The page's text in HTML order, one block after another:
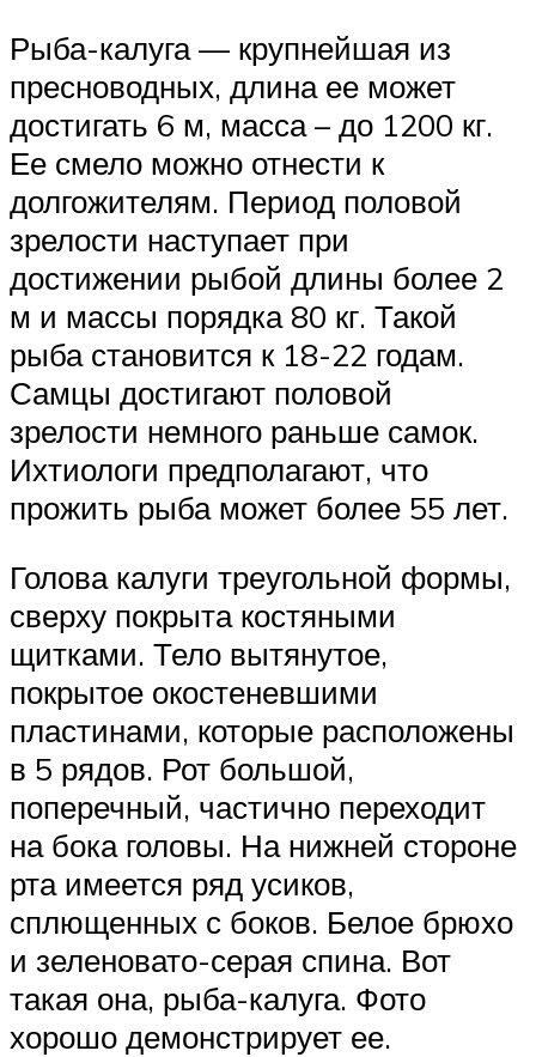
Рыба-калуга — крупнейшая из
пресноводных, длина ее может
достигать 6 м, масса – до 1200 кг.
Ее смело можно отнести к
долгожителям. Период половой
зрелости наступает при
достижении рыбой длины более 2
м и массы порядка 80 кг. Такой
рыба становится к 18-22 годам.
Самцы достигают половой
зрелости немного раньше самок.
Ихтиологи предполагают, что
прожить рыба может более 55 лет.
Голова калуги треугольной формы,
сверху покрыта костяными
щитками. Тело вытянутое,
покрытое окостеневшими
пластинами, которые расположены
в 5 рядов. Рот большой,
поперечный, частично переходит
на бока головы. На нижней стороне
рта имеется ряд усиков,
сплющенных с боков. Белое брюхо
и зеленовато-серая спина. Вот
такая она, рыба-калуга. Фото
хорошо демонстрирует ее.